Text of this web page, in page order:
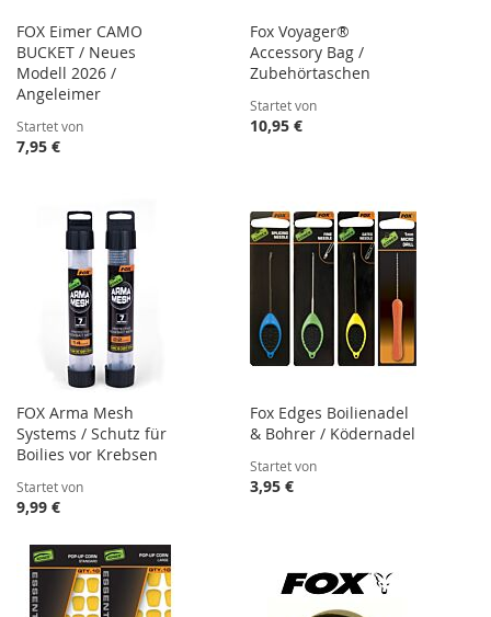
FOX Eimer CAMO
BUCKET / Neues
Modell 2026 /
Angeleimer
Startet von
7,95 €
Fox Voyager®
Accessory Bag /
Zubehörtaschen
Startet von
10,95 €
FOX Arma Mesh
Systems / Schutz für
Boilies vor Krebsen
Startet von
9,99 €
Fox Edges Boilienadel
& Bohrer / Ködernadel
Startet von
3,95 €